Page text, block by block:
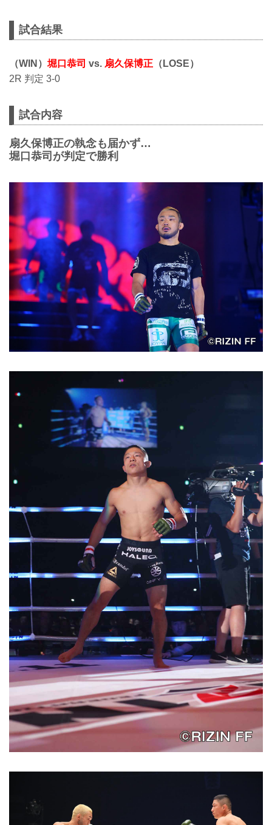
試合結果
（WIN） 堀口恭司 vs. 扇久保博正 （LOSE）
2R 判定 3-0
試合内容
扇久保博正の執念も届かず…
堀口恭司が判定で勝利